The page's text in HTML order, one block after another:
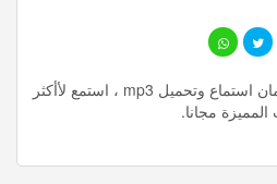
تفسير سورة العلق حازم شومان استماع وتحميل mp3 ، استمع لأأكثر